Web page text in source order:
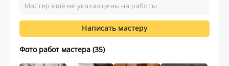
Мастер ещё не указал цены на работы
Написать мастеру
Фото работ мастера (35)